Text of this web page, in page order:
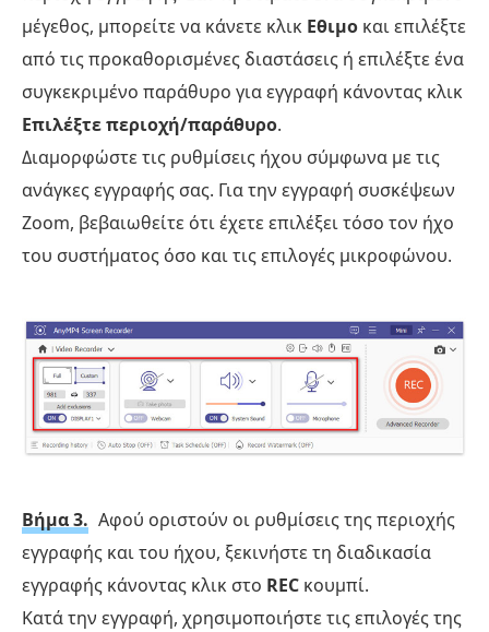
μέγεθος, μπορείτε να κάνετε κλικ Εθιμο και επιλέξτε
από τις προκαθορισμένες διαστάσεις ή επιλέξτε ένα
συγκεκριμένο παράθυρο για εγγραφή κάνοντας κλικ
Επιλέξτε περιοχή/παράθυρο.
Διαμορφώστε τις ρυθμίσεις ήχου σύμφωνα με τις
ανάγκες εγγραφής σας. Για την εγγραφή συσκέψεων
Zoom, βεβαιωθείτε ότι έχετε επιλέξει τόσο τον ήχο
του συστήματος όσο και τις επιλογές μικροφώνου.
Βήμα 3. Αφού οριστούν οι ρυθμίσεις της περιοχής
εγγραφής και του ήχου, ξεκινήστε τη διαδικασία
εγγραφής κάνοντας κλικ στο REC κουμπί.
Κατά την εγγραφή, χρησιμοποιήστε τις επιλογές της